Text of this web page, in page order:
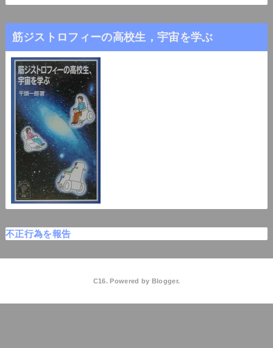
筋ジストロフィーの高校生，宇宙を学ぶ
不正行為を報告
C16. Powered by Blogger.